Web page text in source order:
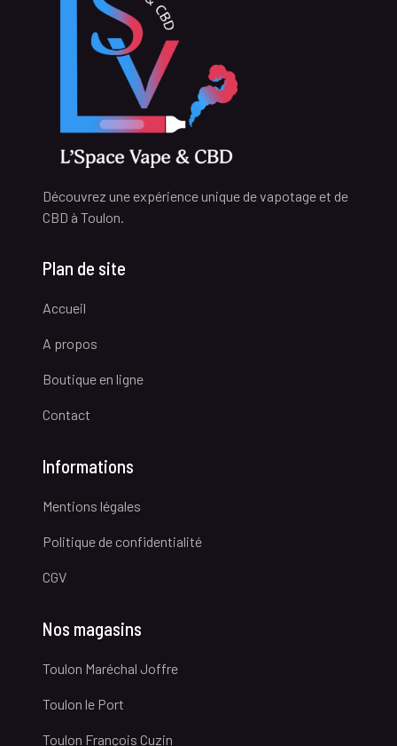
Découvrez une expérience unique de vapotage et de
CBD à Toulon.
Plan de site
Accueil
A propos
Boutique en ligne
Contact
Informations
Mentions légales
Politique de confidentialité
CGV
Nos magasins
Toulon Maréchal Joffre
Toulon le Port
Toulon François Cuzin